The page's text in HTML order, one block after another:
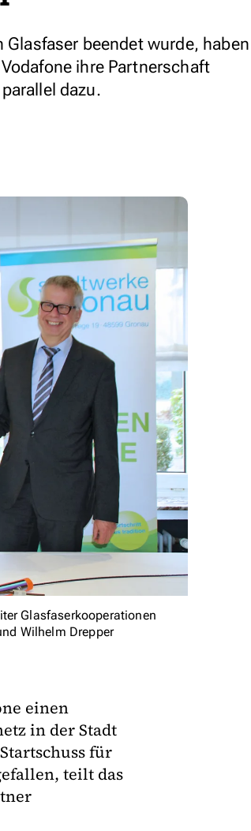
beendet wurde, haben
ihre Partnerschaft
dazu.
Glasfaserkooperationen
Wilhelm Drepper
einen
in der Stadt
für
teilt das